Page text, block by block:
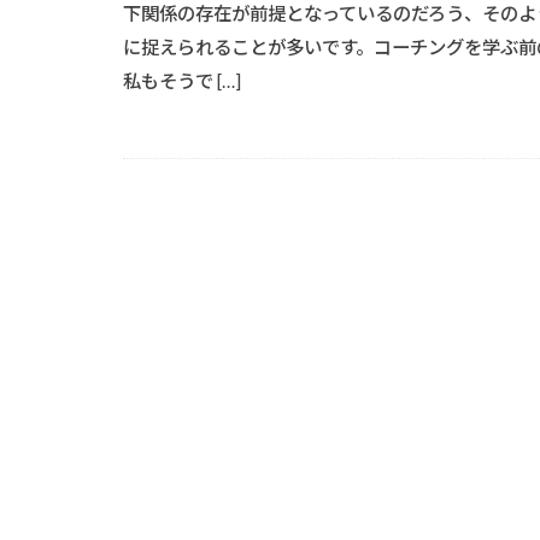
下関係の存在が前提となっているのだろう、その
に捉えられることが多いです。コーチングを学ぶ
私もそうで […]